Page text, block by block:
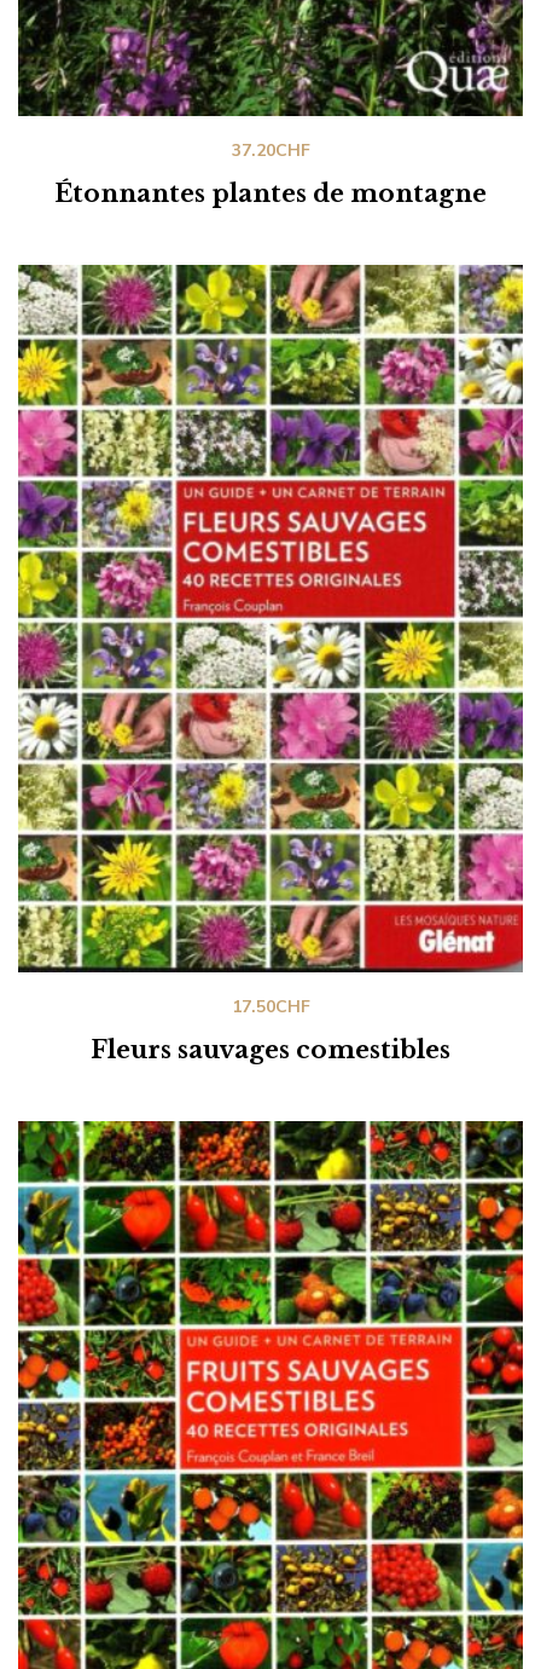
Étonnantes plantes de montagne
37.20CHF
Fleurs sauvages comestibles
17.50CHF